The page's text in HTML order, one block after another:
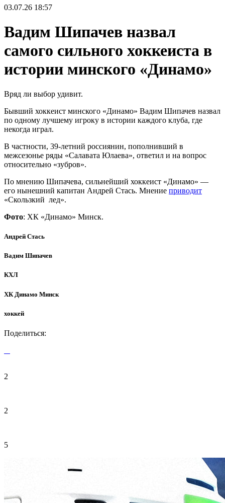
03.07.26 18:57
Вадим Шипачев назвал
самого сильного хоккеиста в
истории минского «Динамо»
Вряд ли выбор удивит.
Бывший хоккеист минского «Динамо» Вадим Шипачев назвал
по одному лучшему игроку в истории каждого клуба, где
некогда играл.
В частности, 39-летний россиянин, пополнивший в
межсезонье ряды «Салавата Юлаева», ответил и на вопрос
относительно «зубров».
По мнению Шипачева, сильнейший хоккеист «Динамо» —
его нынешний капитан Андрей Стась. Мнение приводит
«Скользкий лед».
Фото: ХК «Динамо» Минск.
Андрей Стась
Вадим Шипачев
КХЛ
ХК Динамо Минск
хоккей
Поделиться:
2
2
5